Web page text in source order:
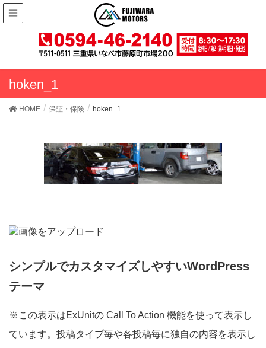
hoken_1
HOME 保証・保険 hoken_1
シンプルでカスタマイズしやすいWordPress
テーマ
※この表示はExUnitの Call To Action 機能を使って表示し
ています。投稿タイプ毎や各投稿毎に独自の内容を表示し